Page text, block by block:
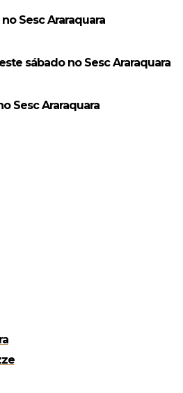
Sesc Araraquara
sábado no Sesc Araraquara
Sesc Araraquara